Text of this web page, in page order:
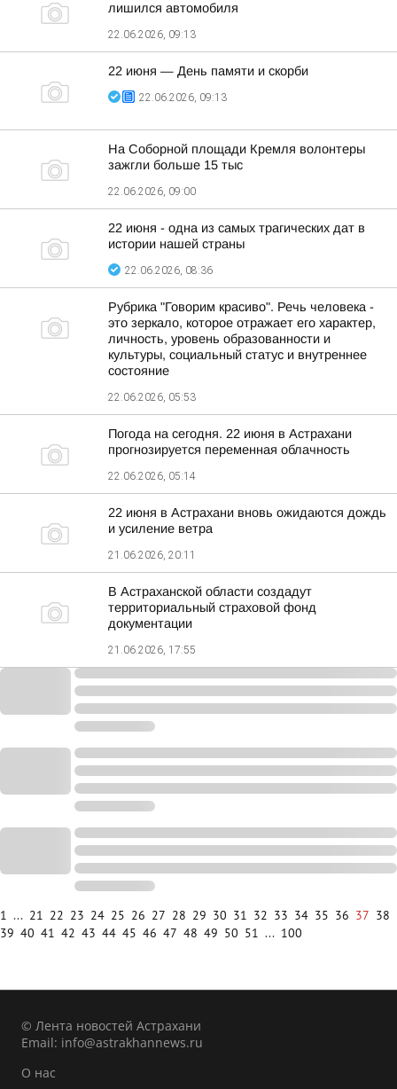
лишился автомобиля
22.06.2026, 09:13
22 июня — День памяти и скорби
22.06.2026, 09:13
На Соборной площади Кремля волонтеры
зажгли больше 15 тыс
22.06.2026, 09:00
22 июня - одна из самых трагических дат в
истории нашей страны
22.06.2026, 08:36
Рубрика "Говорим красиво". Речь человека -
это зеркало, которое отражает его характер,
личность, уровень образованности и
культуры, социальный статус и внутреннее
состояние
22.06.2026, 05:53
Погода на сегодня. 22 июня в Астрахани
прогнозируется переменная облачность
22.06.2026, 05:14
22 июня в Астрахани вновь ожидаются дождь
и усиление ветра
21.06.2026, 20:11
В Астраханской области создадут
территориальный страховой фонд
документации
21.06.2026, 17:55
1 ... 21 22 23 24 25 26 27 28 29 30 31 32 33 34 35 36 37 38
39 40 41 42 43 44 45 46 47 48 49 50 51 ... 100
© Лента новостей Астрахани
Email: info@astrakhannews.ru
О нас